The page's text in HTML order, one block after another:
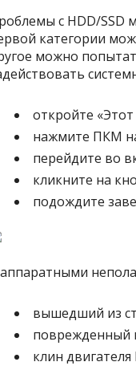
с HDD/SSD
категории
можно
откройте
нажмите ПКМ
перейдите во
кликните на
подождите
вышедший из
поврежденный
клин двигателя